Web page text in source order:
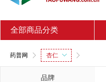
全部商品分类
药普网 杏仁
品牌